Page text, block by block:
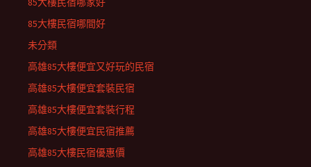
85大樓民宿哪間好
未分類
高雄85大樓便宜又好玩的民宿
高雄85大樓便宜套裝民宿
高雄85大樓便宜套裝行程
高雄85大樓便宜民宿推薦
高雄85大樓民宿優惠價